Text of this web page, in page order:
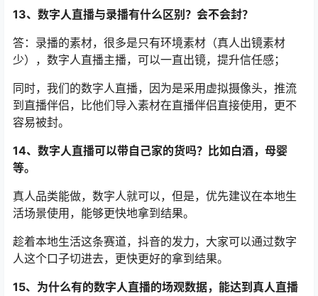
13、数字人直播与录播有什么区别？会不会封？
答：录播的素材，很多是只有环境素材（真人出镜素材
少），数字人直播主播，可以一直出镜，提升信任感；
同时，我们的数字人直播，因为是采用虚拟摄像头，推流
到直播伴侣，比他们导入素材在直播伴侣直接使用，更不
容易被封。
14、数字人直播可以带自己家的货吗？比如白酒，母婴
等。
真人品类能做，数字人就可以，但是，优先建议在本地生
活场景使用，能够更快地拿到结果。
趁着本地生活这条赛道，抖音的发力，大家可以通过数字
人这个口子切进去，更快更好的拿到结果。
15、为什么有的数字人直播的场观数据，能达到真人直播